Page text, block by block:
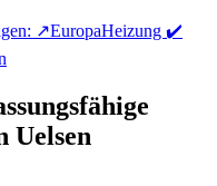
↗️EuropaHeizung ✔️
Uelsen